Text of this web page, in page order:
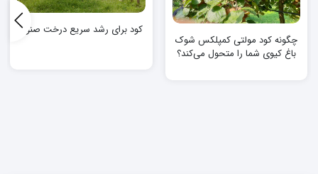
چگونه کود مولتی کمپلکس شوک
باغ کیوی شما را متحول می‌کند؟
کود برای رشد سریع درخت صنوبر